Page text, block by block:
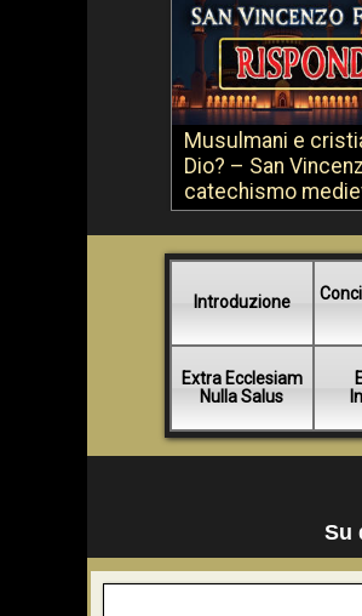
Musulmani e
Dio? – San
catechismo
Introduzione
Extra Ecclesiam
Nulla Salus
Su